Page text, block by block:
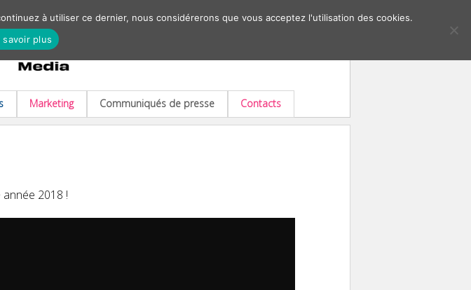
Marketing Communiqués de presse Contacts
2018 !
à utiliser ce dernier, nous considérerons que vous acceptez l'utilisation des cookies.
savoir plus